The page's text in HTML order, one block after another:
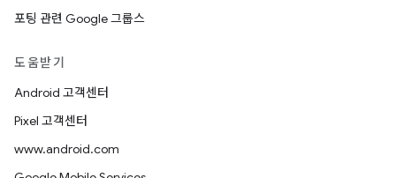
포팅 관련 Google 그룹스
도움받기
Android 고객센터
Pixel 고객센터
www.android.com